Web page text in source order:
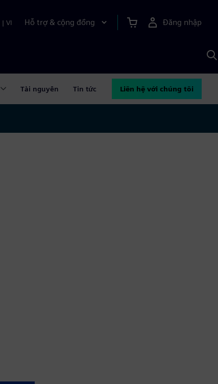
| VI Hỗ trợ & cộng đồng Đăng nhập
Tài nguyên Tin tức Liên hệ với chúng tôi